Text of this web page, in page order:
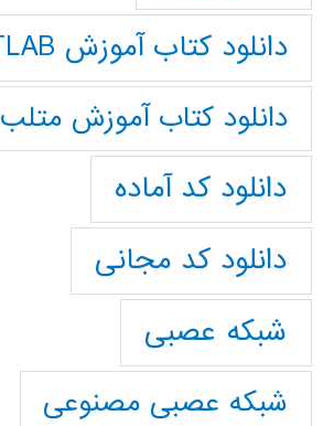
دانلود کتاب آموزش MATLAB
دانلود کتاب آموزش متلب
دانلود کد آماده
دانلود کد مجانی
شبکه عصبی
شبکه عصبی مصنوعی